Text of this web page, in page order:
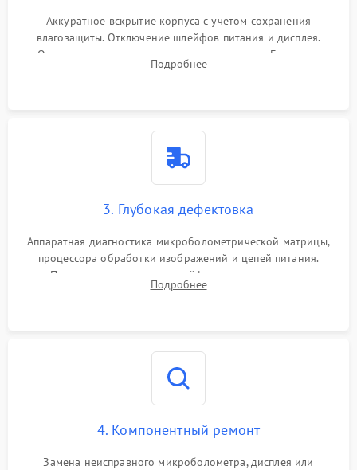
Аккуратное вскрытие корпуса с учетом сохранения
влагозащиты. Отключение шлейфов питания и дисплея.
Очистка внутренних плат от окислов и пыли. Бережная
обработка германиевого объектива специализированными
Подробнее
3. Глубокая дефектовка
Аппаратная диагностика микроболометрической матрицы,
процессора обработки изображений и цепей питания.
Проверка целостности шлейфов, модуля памяти и
интерфейсов связи. Выявление сгоревших SMD-компонентов
Подробнее
4. Компонентный ремонт
Замена неисправного микроболометра, дисплея или